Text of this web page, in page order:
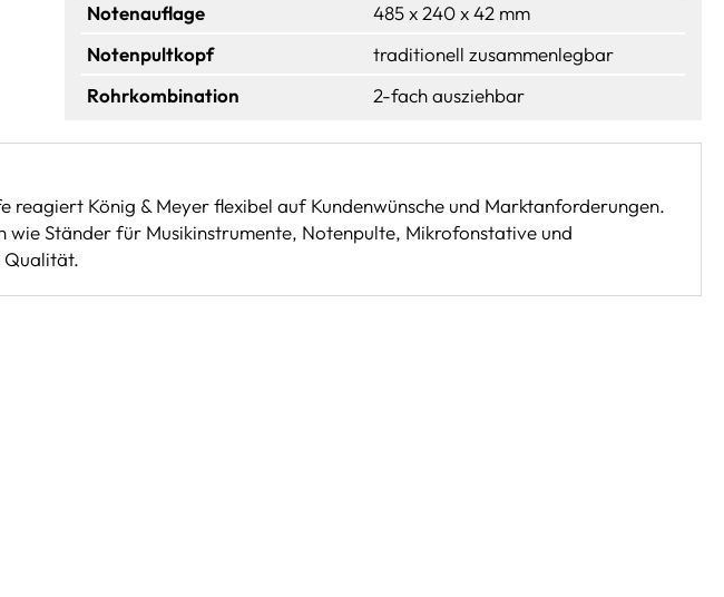
Notenauflage
485 x 240 x 42 mm
Notenpultkopf
traditionell zusammenlegbar
Rohrkombination
2-fach ausziehbar
König & Meyer flexibel auf Kundenwünsche und Marktanforderungen.
wie Ständer für Musikinstrumente, Notenpulte, Mikrofonstative und
Qualität.